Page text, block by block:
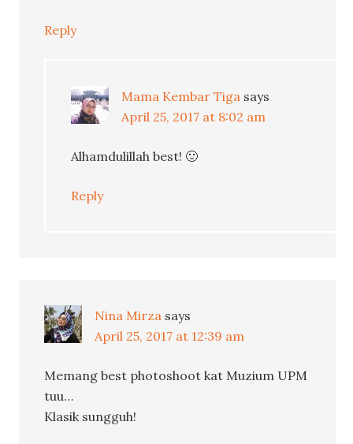
Reply
Mama Kembar Tiga says
April 25, 2017 at 8:02 am
Alhamdulillah best! 🙂
Reply
Nina Mirza says
April 25, 2017 at 12:39 am
Memang best photoshoot kat Muzium UPM
tuu…
Klasik sungguh!